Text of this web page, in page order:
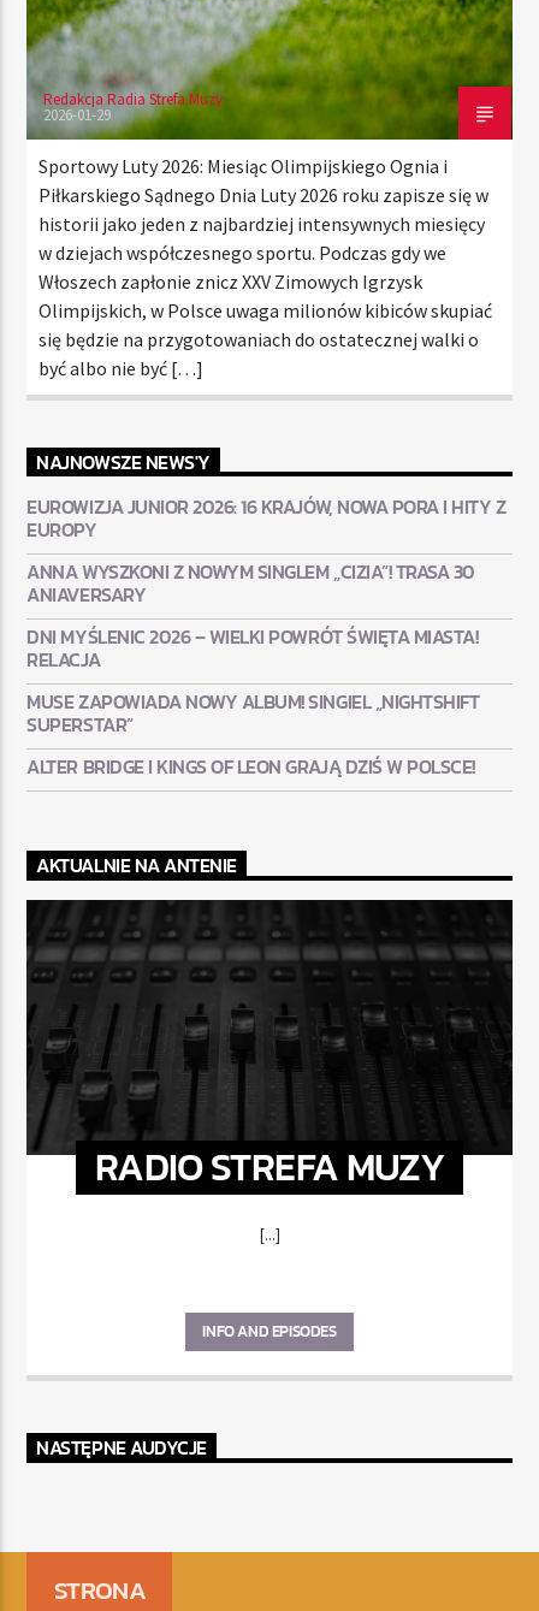
Redakcja Radia Strefa Muzy
2026-01-29
Sportowy Luty 2026: Miesiąc Olimpijskiego Ognia i
Piłkarskiego Sądnego Dnia Luty 2026 roku zapisze się w
historii jako jeden z najbardziej intensywnych miesięcy
w dziejach współczesnego sportu. Podczas gdy we
Włoszech zapłonie znicz XXV Zimowych Igrzysk
Olimpijskich, w Polsce uwaga milionów kibiców skupiać
się będzie na przygotowaniach do ostatecznej walki o
być albo nie być […]
NAJNOWSZE NEWS'Y
EUROWIZJA JUNIOR 2026: 16 KRAJÓW, NOWA PORA I HITY Z
EUROPY
ANNA WYSZKONI Z NOWYM SINGLEM „CIZIA”! TRASA 30
ANIAVERSARY
DNI MYŚLENIC 2026 – WIELKI POWRÓT ŚWIĘTA MIASTA!
RELACJA
MUSE ZAPOWIADA NOWY ALBUM! SINGIEL „NIGHTSHIFT
SUPERSTAR”
ALTER BRIDGE I KINGS OF LEON GRAJĄ DZIŚ W POLSCE!
AKTUALNIE NA ANTENIE
RADIO STREFA MUZY
[...]
INFO AND EPISODES
NASTĘPNE AUDYCJE
STRONA